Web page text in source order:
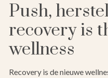
Push,
recovery is
wellness
Recovery is de nieuwe